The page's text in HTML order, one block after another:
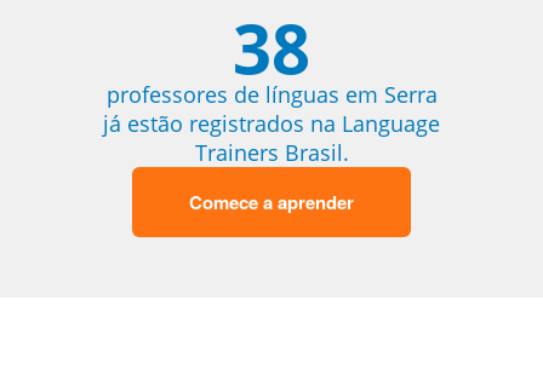
38
professores de línguas em Serra
já estão registrados na Language
Trainers Brasil.
Comece a aprender